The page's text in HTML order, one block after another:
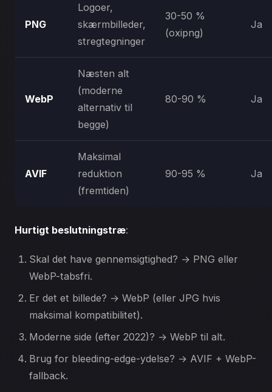
PNG
Logoer,
skærmbilleder,
stregtegninger
30-50 %
(oxipng)
Ja
WebP
Næsten alt
(moderne
alternativ til
begge)
80-90 % Ja
AVIF
Maksimal
reduktion
(fremtiden)
90-95 % Ja
Hurtigt beslutningstræ:
Skal det have gennemsigtighed? → PNG eller
WebP-tabsfri.
Er det et billede? → WebP (eller JPG hvis
maksimal kompatibilitet).
Moderne side (efter 2022)? → WebP til alt.
Brug for bleeding-edge-ydelse? → AVIF + WebP-
fallback.